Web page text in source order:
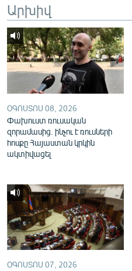
Հայերեն
English
Русский
ՀԵՏԵՎԵՔ ՄԵԶ
«Ազատության» բոլոր
Արխիվ
ՕԳՈՍՏՈՍ 08, 2026
Փախուստ ռուսական
զորամասից. ինչու է ռուսների
հոսքը Հայաստան կրկին
ակտիվացել
ՕԳՈՍՏՈՍ 07, 2026